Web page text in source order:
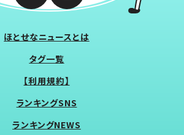
ほとせなニュースとは
タグ一覧
【利用規約】
ランキングSNS
ランキングNEWS